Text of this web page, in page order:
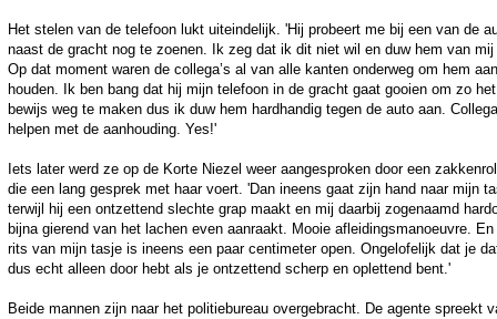
Het stelen van de telefoon lukt uiteindelijk. 'Hij probeert me bij een van de
naast de gracht nog te zoenen. Ik zeg dat ik dit niet wil en duw hem van
Op dat moment waren de collega’s al van alle kanten onderweg om hem
houden. Ik ben bang dat hij mijn telefoon in de gracht gaat gooien om zo het
bewijs weg te maken dus ik duw hem hardhandig tegen de auto aan.
helpen met de aanhouding. Yes!'
Iets later werd ze op de Korte Niezel weer aangesproken door een
die een lang gesprek met haar voert. 'Dan ineens gaat zijn hand naar mijn
terwijl hij een ontzettend slechte grap maakt en mij daarbij zogenaamd
bijna gierend van het lachen even aanraakt. Mooie afleidingsmanoeuvre. En
rits van mijn tasje is ineens een paar centimeter open. Ongelofelijk dat je
dus echt alleen door hebt als je ontzettend scherp en oplettend bent.'
Beide mannen zijn naar het politiebureau overgebracht. De agente spreekt